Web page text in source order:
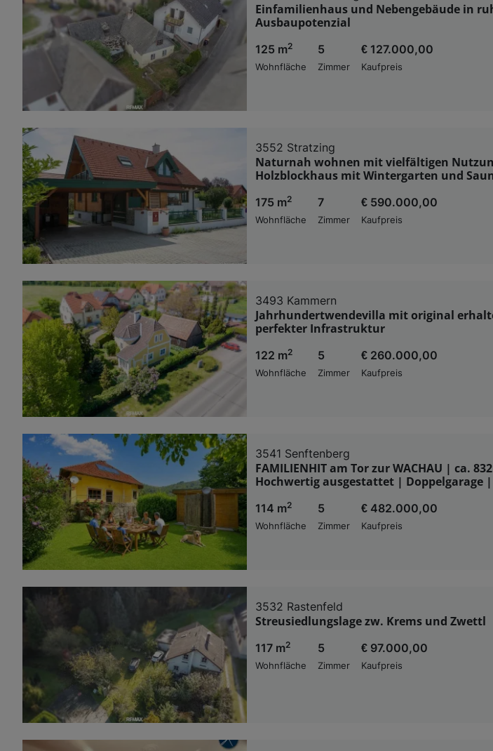
Einfamilienhaus und Nebengebäude in
Ausbaupotenzial
125 m2
Wohnfläche
5
Zimmer
€ 127.000,00
Kaufpreis
3552 Stratzing
Naturnah wohnen mit vielfältigen
Holzblockhaus mit Wintergarten und
175 m2
Wohnfläche
7
Zimmer
€ 590.000,00
Kaufpreis
3493 Kammern
Jahrhundertwendevilla mit original
perfekter Infrastruktur
122 m2
Wohnfläche
5
Zimmer
€ 260.000,00
Kaufpreis
3541 Senftenberg
FAMILIENHIT am Tor zur WACHAU | ca.
Hochwertig ausgestattet | Doppelgarage
114 m2
Wohnfläche
5
Zimmer
€ 482.000,00
Kaufpreis
3532 Rastenfeld
Streusiedlungslage zw. Krems und Zwettl
117 m2
Wohnfläche
5
Zimmer
€ 97.000,00
Kaufpreis